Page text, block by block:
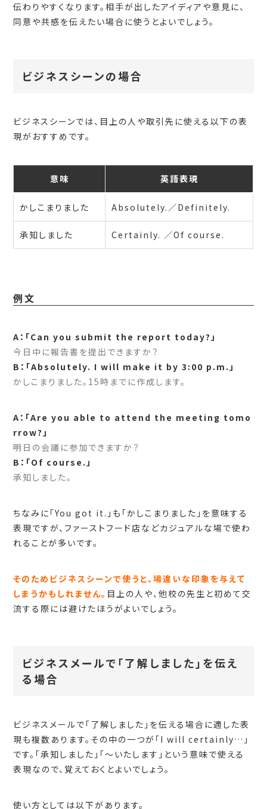
伝わりやすくなります。相手が出したアイディアや意見に、
同意や共感を伝えたい場合に使うとよいでしょう。
ビジネスシーンの場合
ビジネスシーンでは、目上の人や取引先に使える以下の表
現がおすすめです。
意味 英語表現
かしこまりました Absolutely.／Definitely.
承知しました Certainly. ／Of course.
例文
A：「Can you submit the report today?」
今日中に報告書を提出できますか？
B：「Absolutely. I will make it by 3:00 p.m.」
かしこまりました。15時までに作成します。
A：「Are you able to attend the meeting tomo
rrow?」
明日の会議に参加できますか？
B：「Of course.」
承知しました。
ちなみに「You got it.」も「かしこまりました」を意味する
表現ですが、ファーストフード店などカジュアルな場で使わ
れることが多いです。
そのためビジネスシーンで使うと、場違いな印象を与えて
しまうかもしれません。 目上の人や、他校の先生と初めて交
流する際には避けたほうがよいでしょう。
ビジネスメールで「了解しました」を伝え
る場合
ビジネスメールで「了解しました」を伝える場合に適した表
現も複数あります。その中の一つが「I will certainly…」
です。「承知しました」「～いたします」という意味で使える
表現なので、覚えておくとよいでしょう。
使い方としては以下があります。